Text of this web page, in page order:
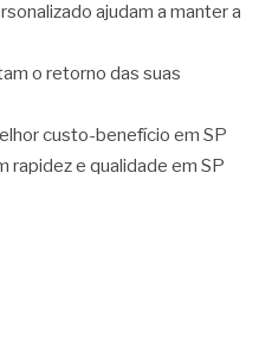
ajudam a manter a
o retorno das suas
custo-benefício em SP
rapidez e qualidade em SP